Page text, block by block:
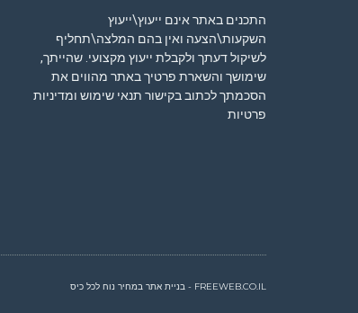
התכנים באתר אינם ייעוץ\ייעוץ
השקעות\הצעה ואין בהם המלצה\תחליף
לשיקול דעתך ולקבלת ייעוץ מקצועי. שהייתך,
שימושך והשארת פרטיך באתר מהווים את
הסכמתך לכתוב בקישור תנאי שימוש ומדיניות
פרטיות
FREEWEB.CO.IL - בניית אתר במחיר נוח לכל כיס